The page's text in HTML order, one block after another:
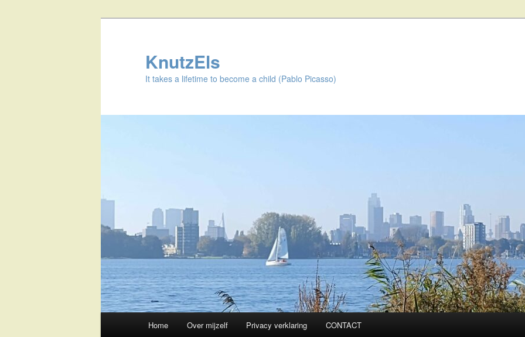
KnutzEls
It takes a lifetime to become a child (Pablo Picasso)
Skip
Home Over mijzelf Privacy verklaring CONTACT